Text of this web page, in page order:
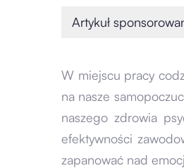
Artykuł
W miejscu pracy
na nasze
naszego zdrowia
efektywności
zapanować nad